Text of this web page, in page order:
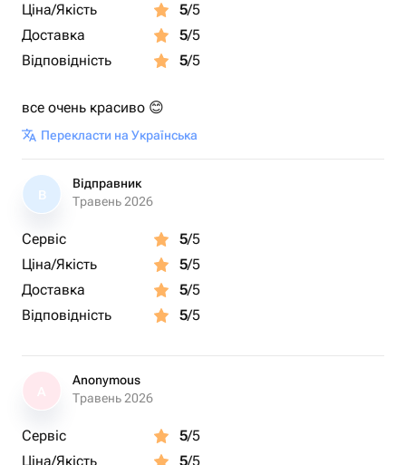
Ціна/Якість
5/5
Доставка
5/5
Відповідність
5/5
все очень красиво 😊
Перекласти на Українська
В
Відправник
Травень 2026
Сервіс 5/5
Ціна/Якість
5/5
Доставка
5/5
Відповідність
5/5
Anonymous
Травень 2026
Сервіс 5/5
Ціна/Якість
5/5